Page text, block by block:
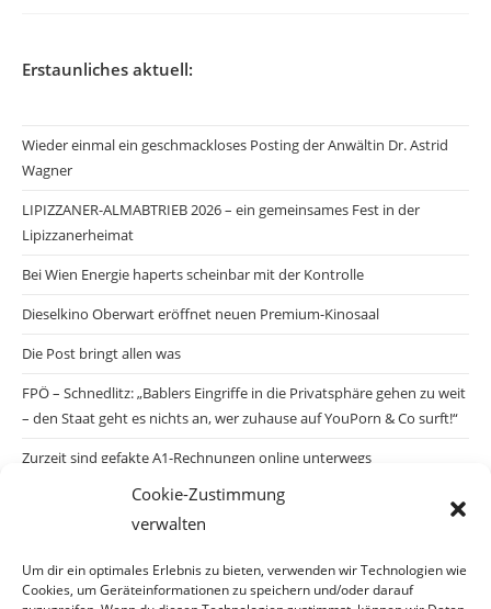
Cookie-Zustimmung
verwalten
Um dir ein optimales Erlebnis zu bieten, verwenden wir Technologien wie
Cookies, um Geräteinformationen zu speichern und/oder darauf
Erstaunliches aktuell:
Wieder einmal ein geschmackloses Posting der Anwältin Dr. Astrid
Wagner
LIPIZZANER-ALMABTRIEB 2026 – ein gemeinsames Fest in der
Lipizzanerheimat
Bei Wien Energie haperts scheinbar mit der Kontrolle
Dieselkino Oberwart eröffnet neuen Premium-Kinosaal
Die Post bringt allen was
FPÖ – Schnedlitz: „Bablers Eingriffe in die Privatsphäre gehen zu weit
– den Staat geht es nichts an, wer zuhause auf YouPorn & Co surft!“
Zurzeit sind gefakte A1-Rechnungen online unterwegs
Salzburgs Juden und ihre Sicherheit: „Erst nach einem Anschlag wäre
die Gefahr endlich konkret!“
Biologisches Wunder in Ceuta
Ein vermeintliches Abschiebemärchen